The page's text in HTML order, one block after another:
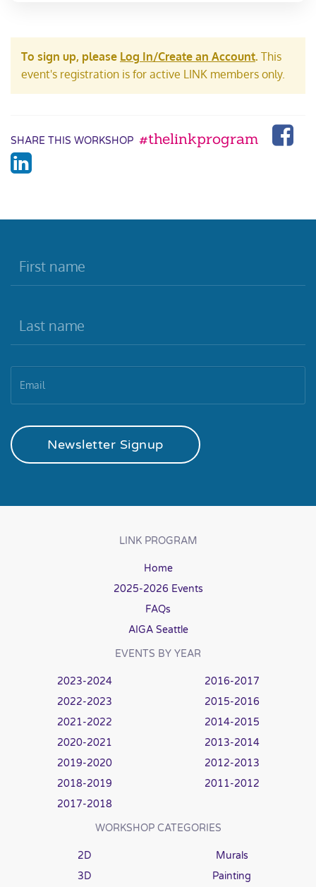
To sign up, please Log In/Create an Account. This
event's registration is for active LINK members only.
SHARE THIS WORKSHOP #thelinkprogram
Newsletter Signup
LINK PROGRAM
Home
2025-2026 Events
FAQs
AIGA Seattle
EVENTS BY YEAR
2023-2024
2022-2023
2021-2022
2020-2021
2019-2020
2018-2019
2017-2018
2016-2017
2015-2016
2014-2015
2013-2014
2012-2013
2011-2012
WORKSHOP CATEGORIES
2D
3D
Murals
Painting